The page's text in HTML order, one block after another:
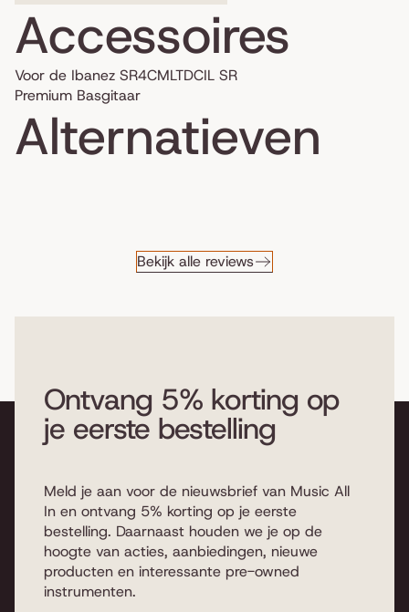
Accessoires
Voor de Ibanez SR4CMLTDCIL SR
Premium Basgitaar
Alternatieven
Bekijk alle reviews
Ontvang 5% korting op
je eerste bestelling
Meld je aan voor de nieuwsbrief van Music All
In en ontvang 5% korting op je eerste
bestelling. Daarnaast houden we je op de
hoogte van acties, aanbiedingen, nieuwe
producten en interessante pre-owned
instrumenten.